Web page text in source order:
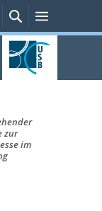
Persönliche
SucheMenü
zur
im